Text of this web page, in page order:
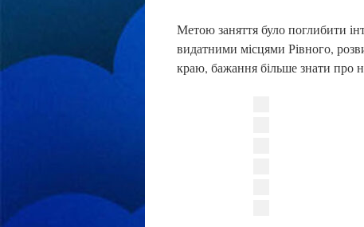
Метою заняття було поглибити
видатними місцями Рівного,
краю, бажання більше знати про